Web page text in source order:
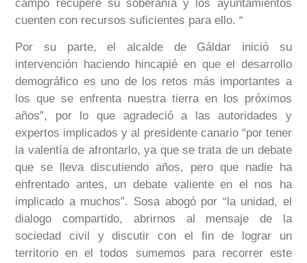
campo recupere su soberanía y los ayuntamientos
cuenten con recursos suficientes para ello. “
Por su parte, el alcalde de Gáldar inició su
intervención haciendo hincapié en que el desarrollo
demográfico es uno de los retos más importantes a
los que se enfrenta nuestra tierra en los próximos
años”, por lo que agradeció a las autoridades y
expertos implicados y al presidente canario “por tener
la valentía de afrontarlo, ya que se trata de un debate
que se lleva discutiendo años, pero que nadie ha
enfrentado antes, un debate valiente en el nos ha
implicado a muchos”. Sosa abogó por “la unidad, el
dialogo compartido, abrirnos al mensaje de la
sociedad civil y discutir con el fin de lograr un
territorio en el todos sumemos para recorrer este